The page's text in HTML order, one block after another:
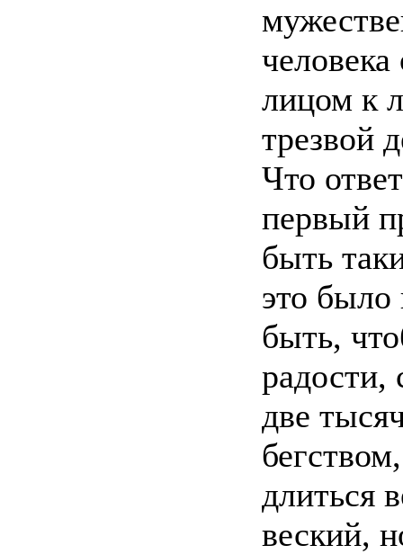
человека
лицом к
трезвой
Что
первый
быть
это
быть,
радости,
две
длиться
веский,